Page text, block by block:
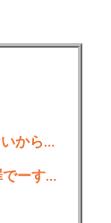
2027年4月に食料品の消費税1％に減税､店頭価格を変えない店も｢利益がほとんど出てないから値下げはしません｣
【仰天】女ディレクター「老舗町中華の弁当500個ドタキャンw賠償ルールないから無罪でーすw」→常連の俺が電話一本で「全員招集」した結果、店前に高級車の列がw